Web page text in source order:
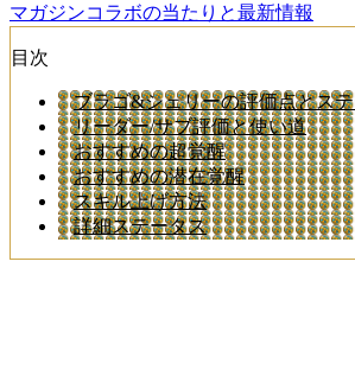
マガジンコラボの当たりと最新情報
目次
ブラゴ&シェリーの評価点とス
リーダー/サブ評価と使い道
おすすめの超覚醒
おすすめの潜在覚醒
スキル上げ方法
詳細ステータス